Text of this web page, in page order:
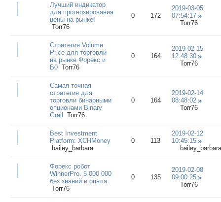
Лучший индикатор
для прогнозирования
цены на рынке!
Torr76
0 172
2019-03-05
07:54:17
Torr76
Стратегия Volume
Price для торговли
на рынке Форекс и
Б0 Torr76
0 164
2019-02-15
12:48:30
Torr76
Самая точная
стратегия для
торговли бинарными
опционами Binary
Grail Torr76
0 164
2019-02-14
08:48:02
Torr76
Best Investment
Platform: XCHMoney
bailey_barbara
0 113
2019-02-12
10:45:15
bailey_barbara
Форекс робот
WinnerPro. 5 000 000
без знаний и опыта
Torr76
0 135
2019-02-08
09:00:25
Torr76